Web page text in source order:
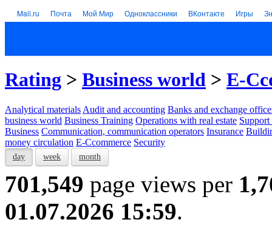
Mail.ru Почта Мой Мир Одноклассники ВКонтакте Игры
Rating > Business world > E-
Analytical materials Audit and accounting Banks and exchange
business world Business Training Operations with real estate Support
Business Communication, communication operators Insurance
money circulation E-Ccommerce Security
day week month
701,549 page views per
01.07.2026 15:59.